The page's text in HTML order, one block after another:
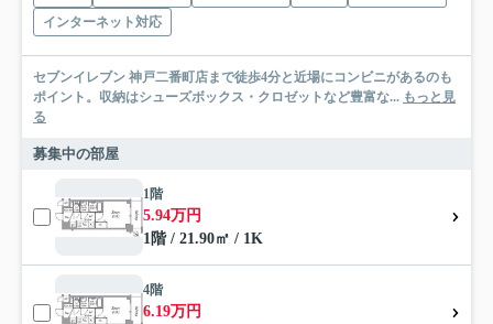
インターネット対応
セブンイレブン 神戸二番町店まで徒歩4分と近場にコンビニがあるのも
ポイント。収納はシューズボックス・クロゼットなど豊富な... もっと見
る
募集中の部屋
1階
5.94万円
1階 / 21.90㎡ / 1K
4階
6.19万円